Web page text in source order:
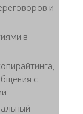
и
в
с